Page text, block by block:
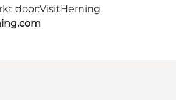
door:VisitHerning